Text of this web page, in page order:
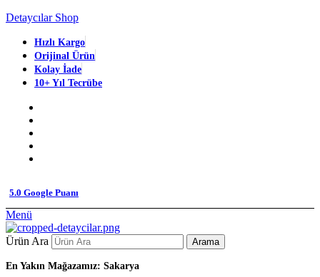
Detaycılar Shop
Hızlı Kargo
Orijinal Ürün
Kolay İade
10+ Yıl Tecrübe
5.0 Google Puanı
Menü
Ürün Ara Arama
En Yakın Mağazamız: Sakarya